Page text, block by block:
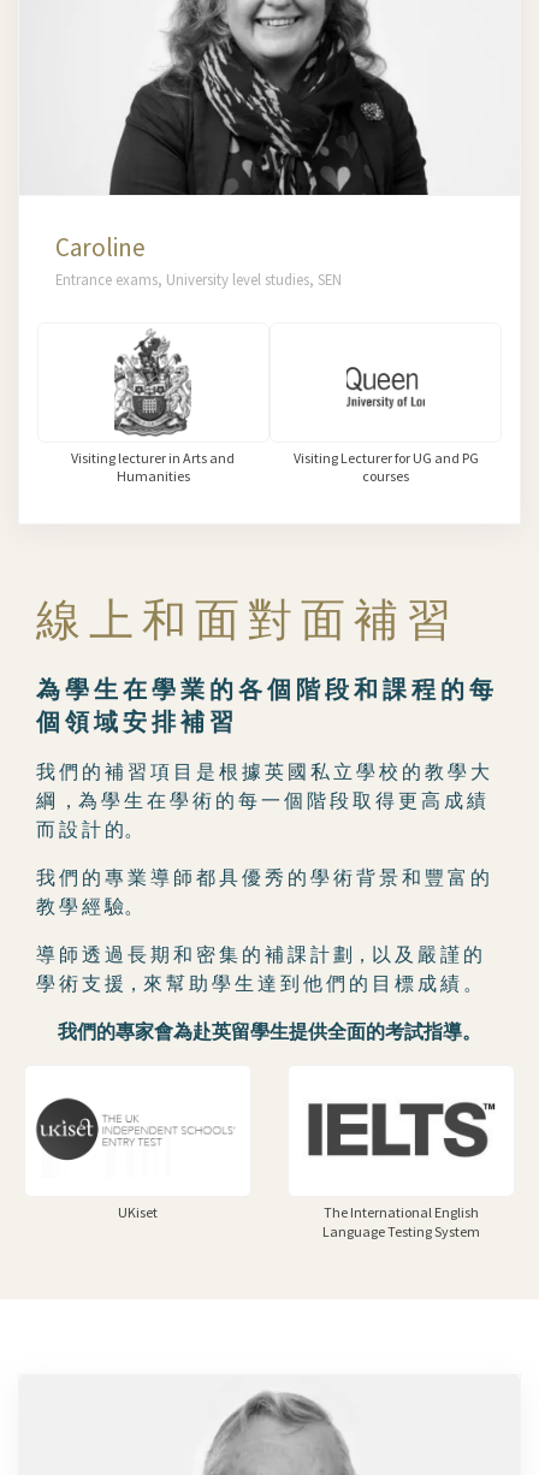
Caroline
Entrance exams, University level studies, SEN
Visiting lecturer in Arts and
Humanities
Visiting Lecturer for UG and PG
courses
線 上 和 面 對 面 補 習
為 學 生 在 學 業 的 各 個 階 段 和 課 程 的 每
個 領 域 安 排 補 習
我 們 的 補 習 項 目 是 根 據 英 國 私 立 學 校 的 教 學 大
綱 ，為 學 生 在 學 術 的 每 一 個 階 段 取 得 更 高 成 績
而 設 計 的。
我 們 的 專 業 導 師 都 具 優 秀 的 學 術 背 景 和 豐 富 的
教 學 經 驗。
導 師 透 過 長 期 和 密 集 的 補 課 計 劃，以 及 嚴 謹 的
學 術 支 援，來 幫 助 學 生 達 到 他 們 的 目 標 成 績 。
我們的專家會為赴英留學生提供全面的考試指導。
UKiset
The International English
Language Testing System